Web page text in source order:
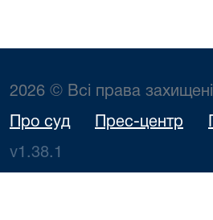
2026 © Всі права захищені
Про суд Прес-центр
v1.38.1